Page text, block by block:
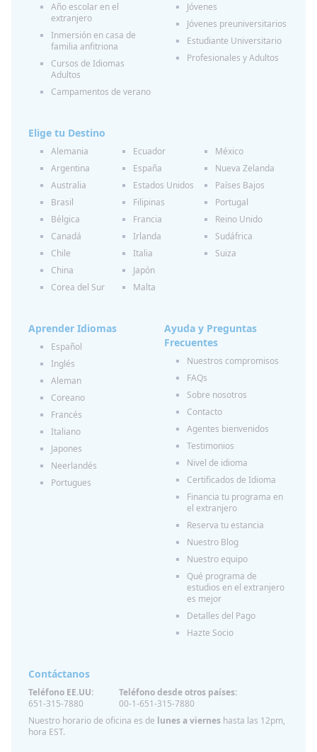
Año escolar en el
extranjero
Inmersión en casa de
familia anfitriona
Cursos de Idiomas
Adultos
Campamentos de verano
Jóvenes
Jóvenes preuniversitarios
Estudiante Universitario
Profesionales y Adultos
Elige tu Destino
Alemania
Argentina
Australia
Brasil
Bélgica
Canadá
Chile
China
Corea del Sur
Ecuador
España
Estados Unidos
Filipinas
Francia
Irlanda
Italia
Japón
Malta
México
Nueva Zelanda
Países Bajos
Portugal
Reino Unido
Sudáfrica
Suiza
Aprender Idiomas
Español
Inglés
Aleman
Coreano
Francés
Italiano
Japones
Neerlandés
Portugues
Ayuda y Preguntas
Frecuentes
Nuestros compromisos
FAQs
Sobre nosotros
Contacto
Agentes bienvenidos
Testimonios
Nivel de idioma
Certificados de Idioma
Financia tu programa en
el extranjero
Reserva tu estancia
Nuestro Blog
Nuestro equipo
Qué programa de
estudios en el extranjero
es mejor
Detalles del Pago
Hazte Socio
Contáctanos
Teléfono EE.UU:
651-315-7880
Teléfono desde otros países:
00-1-651-315-7880
Nuestro horario de oficina es de lunes a viernes hasta las 12pm,
hora EST.